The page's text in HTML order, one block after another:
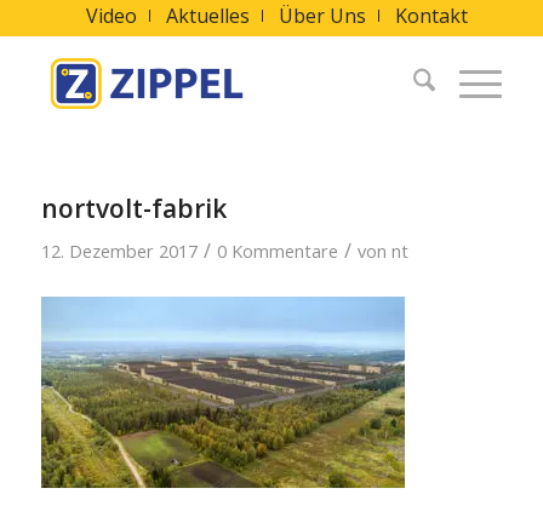
Video Aktuelles Über Uns Kontakt
nortvolt-fabrik
12. Dezember 2017 / 0 Kommentare / von nt